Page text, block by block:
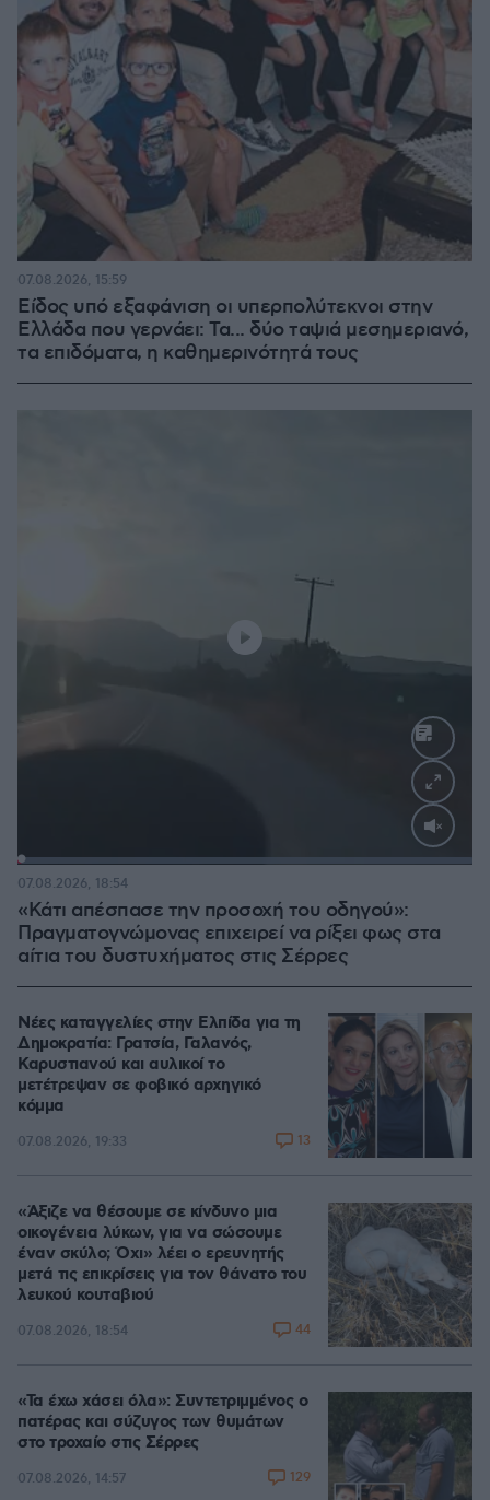
Είδος υπό εξαφάνιση οι υπερπολύτεκνοι στην
Ελλάδα που γερνάει: Τα... δύο ταψιά μεσημεριανό,
τα επιδόματα, η καθημερινότητά τους
07.08.2026, 15:59
Loaded:
«Κάτι απέσπασε την προσοχή του οδηγού»:
Πραγματογνώμονας επιχειρεί να ρίξει φως στα
αίτια του δυστυχήματος στις Σέρρες
07.08.2026, 18:54
Νέες καταγγελίες στην Ελπίδα για τη
Δημοκρατία: Γρατσία, Γαλανός,
Καρυστιανού και αυλικοί το
μετέτρεψαν σε φοβικό αρχηγικό
κόμμα
07.08.2026, 19:33 13
«Άξιζε να θέσουμε σε κίνδυνο μια
οικογένεια λύκων, για να σώσουμε
έναν σκύλο; Όχι» λέει ο ερευνητής
μετά τις επικρίσεις για τον θάνατο του
λευκού κουταβιού
07.08.2026, 18:54 44
«Τα έχω χάσει όλα»: Συντετριμμένος ο
πατέρας και σύζυγος των θυμάτων
στο τροχαίο στις Σέρρες
07.08.2026, 14:57 129